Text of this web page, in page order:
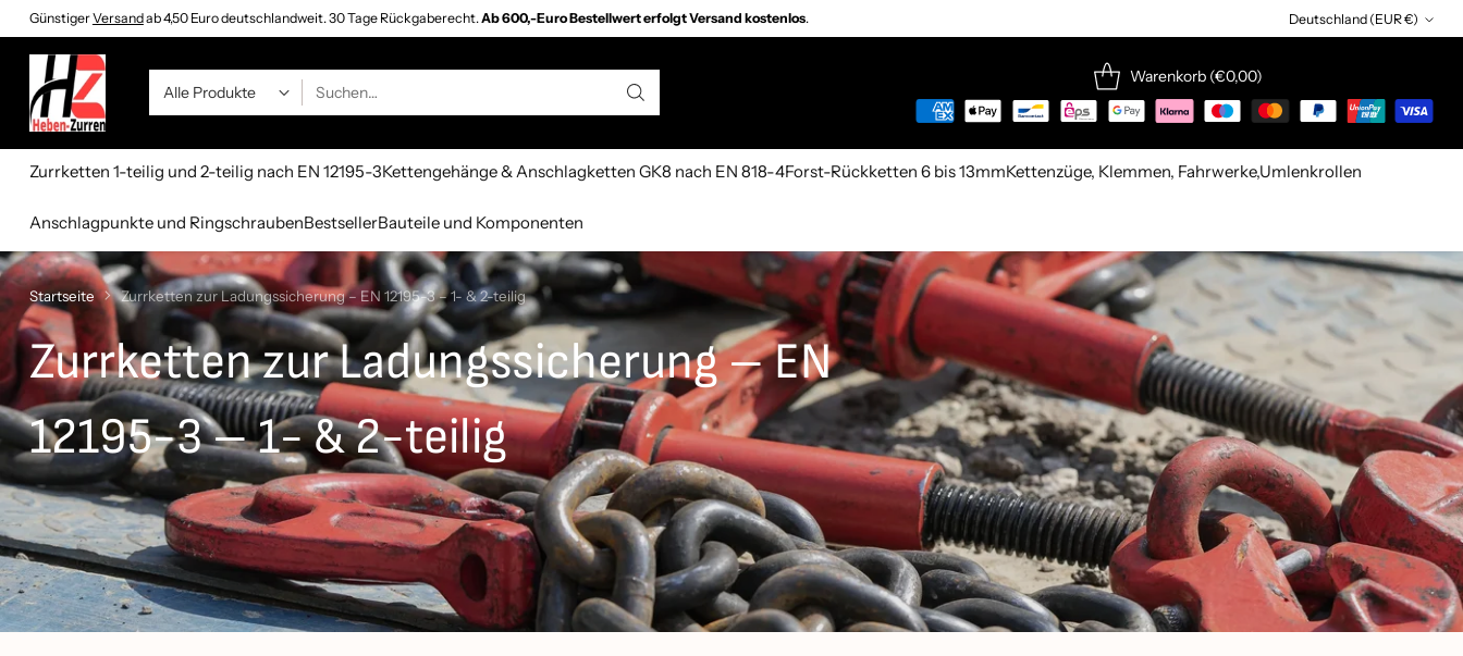
GünstigerVersandab 4,50 Euro deutschlandweit. 30 Tage Rückgaberecht.Ab 600,-Euro Bestellwert erfolgt Versand kostenlos.
Währung
Deutschland (EUR €)
Suchen…
Warenkorb (€0,00)
Zurrketten 1-teilig und 2-teilig nach EN 12195-3Kettengehänge & Anschlagketten GK8 nach EN 818-4Forst-Rückketten 6 bis 13mmKettenzüge, Klemmen, Fahrwerke,Umlenkrollen
Anschlagpunkte und RingschraubenBestsellerBauteile und Komponenten
Startseite Zurrketten zur Ladungssicherung – EN 12195-3 – 1- & 2-teilig
Zurrketten zur Ladungssicherung – EN
12195-3 – 1- & 2-teilig